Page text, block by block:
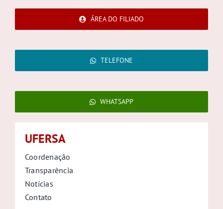
ÁREA DO FILIADO
TELEFONE
WHATSAPP
UFERSA
Coordenação
Transparência
Notícias
Contato